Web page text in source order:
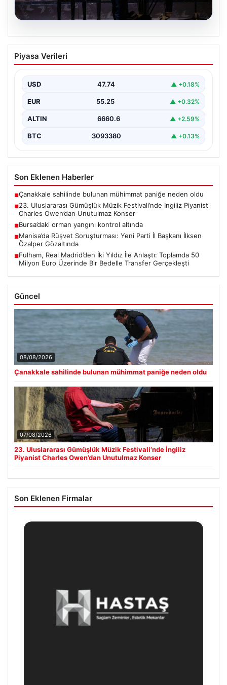
07.08.2026
23. Uluslararası Gümüşlük Müzik
Festivali’nde İngiliz Piyanist Charles
Bodrum'un eşsiz atmosferinde düzenlenen 23.
sanatseverleri büyülemeye…
Piyasa Verileri
USD 47.74 ▲ +0.18%
EUR 55.25 ▲ +0.32%
ALTIN 6660.6 ▲ +2.59%
BTC 3093380 ▲ +0.13%
Son Eklenen Haberler
■Çanakkale sahilinde bulunan mühimmat paniğe neden oldu
■23. Uluslararası Gümüşlük Müzik Festivali’nde İngiliz Piyanist
Charles Owen’dan Unutulmaz Konser
■Bursa’daki orman yangını kontrol altında
■Manisa’da Rüşvet Soruşturması: Yeni Parti İl Başkanı İlksen
Özalper Gözaltında
■Fulham, Real Madrid’den İki Yıldız İle Anlaştı: Toplamda 50
Milyon Euro Üzerinde Bir Bedelle Transfer Gerçekleşti
Güncel
08/08/2026
Çanakkale sahilinde bulunan mühimmat paniğe neden oldu
07/08/2026
23. Uluslararası Gümüşlük Müzik Festivali’nde İngiliz
Piyanist Charles Owen’dan Unutulmaz Konser
Son Eklenen Firmalar